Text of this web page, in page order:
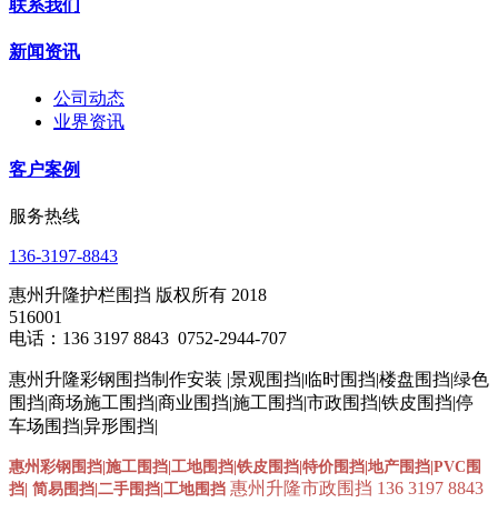
联系我们
新闻资讯
公司动态
业界资讯
客户案例
服务热线
136-3197-8843
惠州升隆护栏围挡 版权所有 2018
516001
电话：136 3197 8843 0752-2944-707
惠州升隆彩钢围挡制作安装 |景观围挡|临时围挡|楼盘围挡|绿色
围挡|商场施工围挡|商业围挡|施工围挡|市政围挡|铁皮围挡|停
车场围挡|异形围挡|
惠州彩钢围挡|施工围挡|工地围挡 |铁皮围挡 |特价围挡 |地产围挡 PVC围
挡| 简易围挡|二手围挡 工地围挡 惠州升隆市政围挡 136 3197 8843